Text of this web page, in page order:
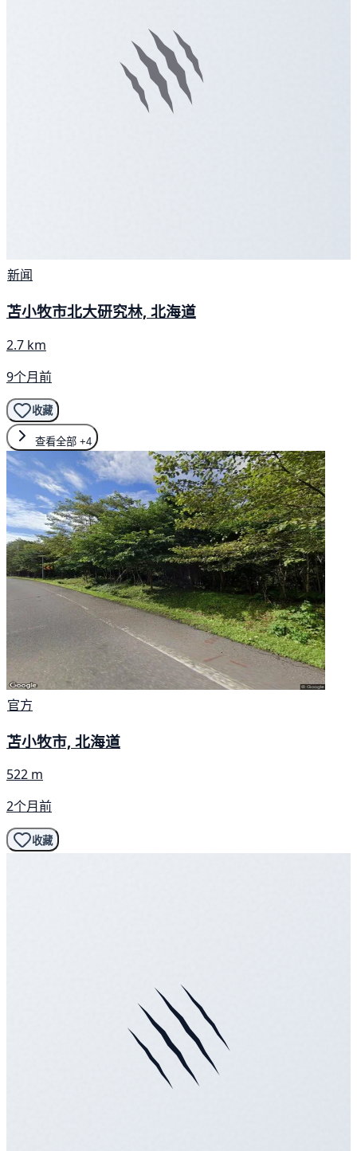
新闻
苫小牧市北大研究林, 北海道
2.7 km
9个月前
收藏
查看全部 +4
官方
苫小牧市, 北海道
522 m
2个月前
收藏